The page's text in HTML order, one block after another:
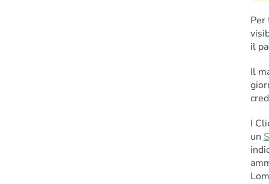
Per
il
Il
I
un